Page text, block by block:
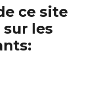
ce site
les